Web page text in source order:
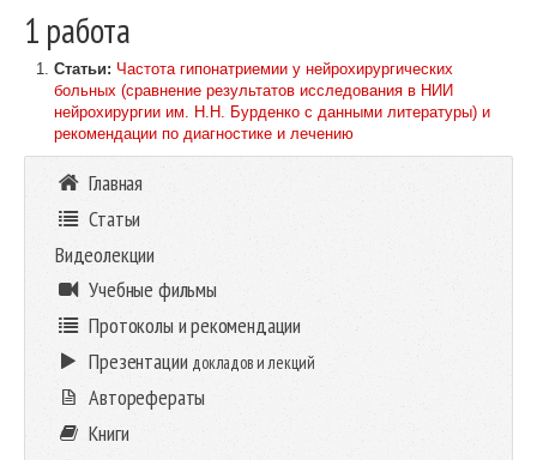
1 работа
Статьи: Частота гипонатриемии у нейрохирургических
больных (сравнение результатов исследования в НИИ
нейрохирургии им. Н.Н. Бурденко с данными литературы) и
рекомендации по диагностике и лечению
Главная
Статьи
Видеолекции
Учебные фильмы
Протоколы и рекомендации
Презентации докладов и лекций
Авторефераты
Книги